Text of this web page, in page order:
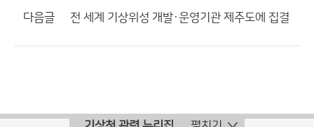
다음글 전 세계 기상위성 개발·운영기관 제주도에 집결